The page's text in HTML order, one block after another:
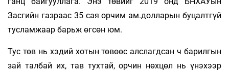
Засгийн газраас 35 сая орчим ам.долларын буцалтгүй
тусламжаар барьж өгсөн юм.
Тус төв нь хэдий хотын төвөөс алслагдсан ч барилгын
зай талбай их, тав тухтай, орчин нөхцөл нь үнэхээр